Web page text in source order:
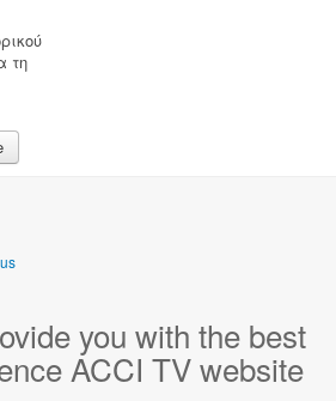
τη
you with the best
ACCI TV website